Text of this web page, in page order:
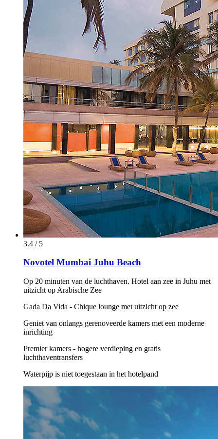
3.4 / 5
Novotel Mumbai Juhu Beach
Op 20 minuten van de luchthaven. Hotel aan zee in Juhu met
uitzicht op Arabische Zee
Gada Da Vida - Chique lounge met uitzicht op zee
Geniet van onlangs gerenoveerde kamers met een moderne
inrichting
Premier kamers - hogere verdieping en gratis
luchthaventransfers
Waterpijp is niet toegestaan in het hotelpand